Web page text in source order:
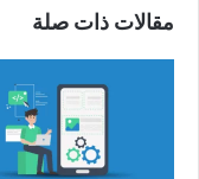
مقالات ذات صلة